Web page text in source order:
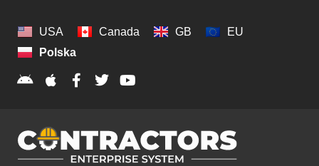
USA Canada GB
EU
Polska